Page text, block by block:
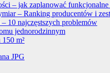
– jak zaplanować
– Ranking producentów i
10 najczęstszych problemów
jednorodzinnym
m²